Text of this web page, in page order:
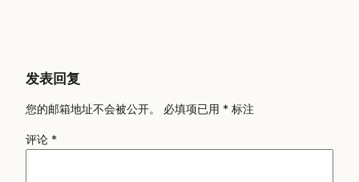
发表回复
您的邮箱地址不会被公开。 必填项已用 * 标注
评论 *